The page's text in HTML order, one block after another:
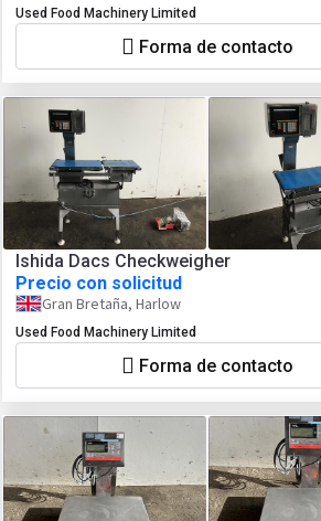
Used Food Machinery Limited
Forma de contacto
Ishida Dacs Checkweigher
Precio con solicitud
Gran Bretaña, Harlow
Used Food Machinery Limited
Forma de contacto